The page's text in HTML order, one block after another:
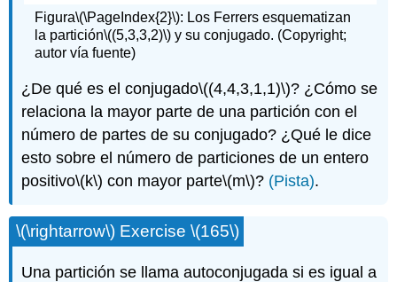
Figura\(\PageIndex{2}\): Los Ferrers esquematizan
la partición\((5,3,3,2)\) y su conjugado. (Copyright;
autor vía fuente)
¿De qué es el conjugado\((4,4,3,1,1)\)? ¿Cómo se
relaciona la mayor parte de una partición con el
número de partes de su conjugado? ¿Qué le dice
esto sobre el número de particiones de un entero
positivo\(k\) con mayor parte\(m\)? (Pista).
\(\rightarrow\) Exercise\(165\)
Una partición se llama autoconjugada si es igual a